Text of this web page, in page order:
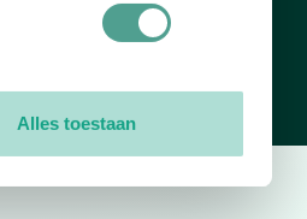
Alles toestaan